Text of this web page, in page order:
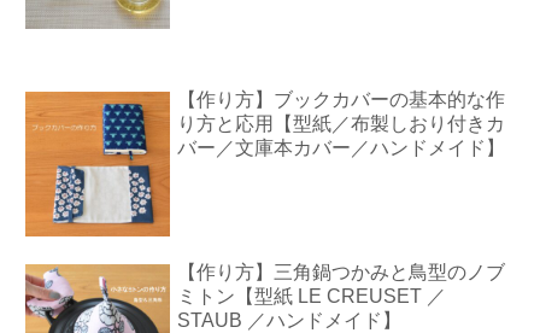
【作り方】ブックカバーの基本的な作
り方と応用【型紙／布製しおり付きカ
バー／文庫本カバー／ハンドメイド】
【作り方】三角鍋つかみと鳥型のノブ
ミトン【型紙 LE CREUSET ／
STAUB ／ハンドメイド】